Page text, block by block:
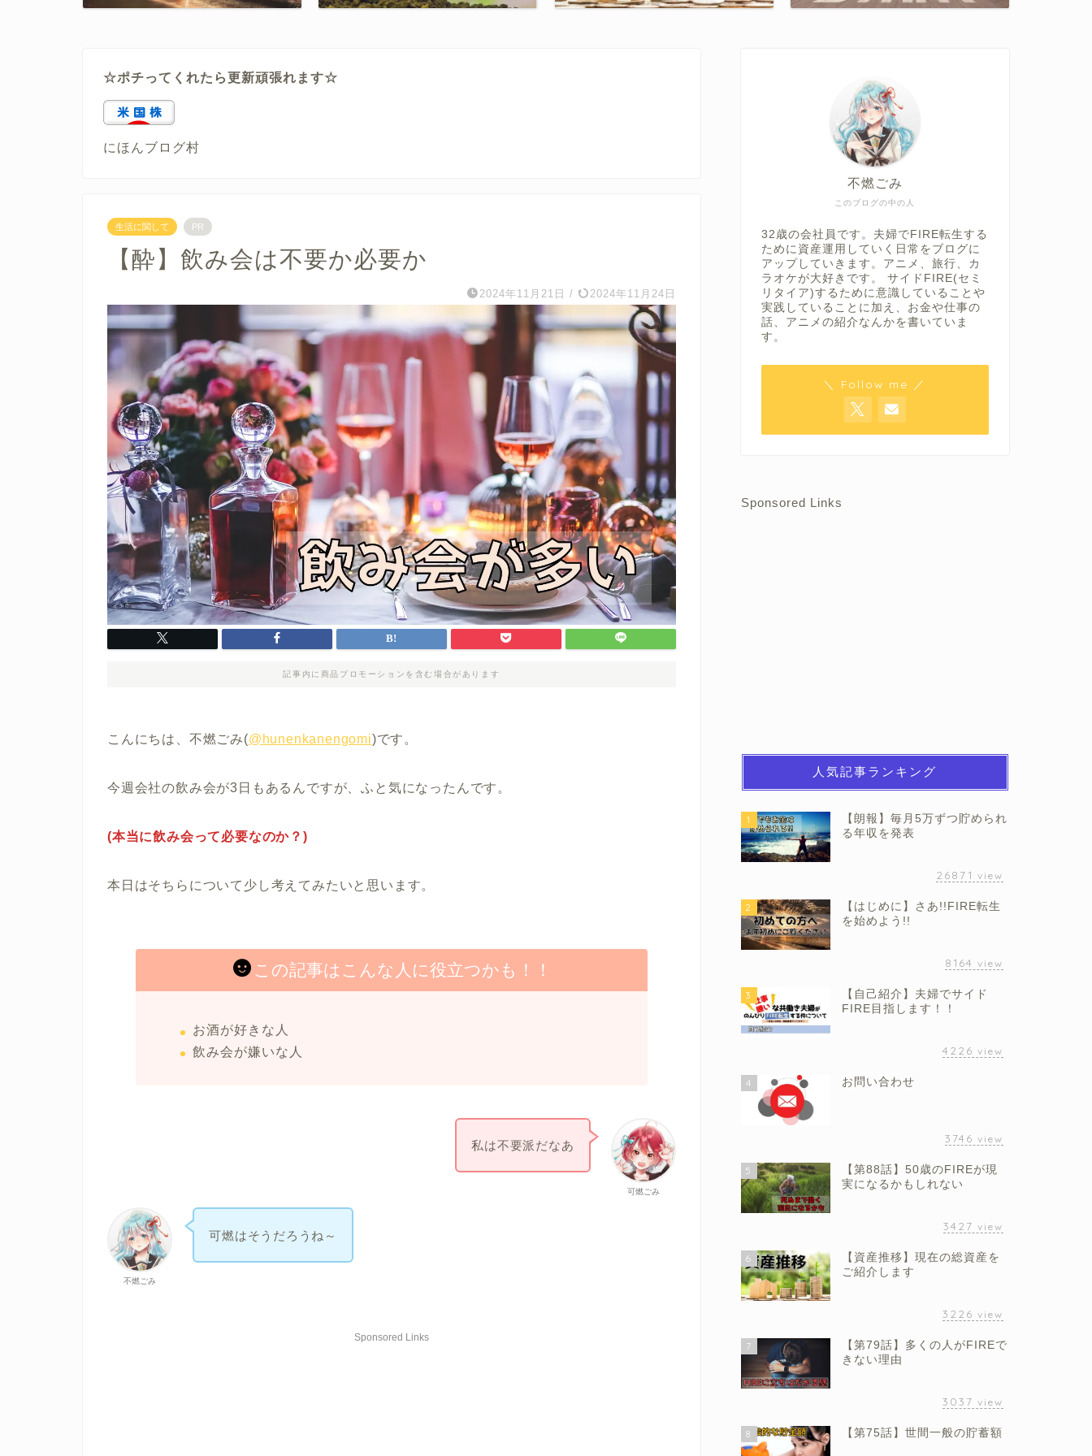
☆ポチってくれたら更新頑張れます☆
にほんブログ村
生活に関して PR
【酔】飲み会は不要か必要か
2024年11月21日 / 2024年11月24日
記事内に商品プロモーションを含む場合があります
こんにちは、不燃ごみ(@hunenkanengomi)です。
今週会社の飲み会が3日もあるんですが、ふと気になったんです。
(本当に飲み会って必要なのか？)
本日はそちらについて少し考えてみたいと思います。
この記事はこんな人に役立つかも！！
お酒が好きな人
飲み会が嫌いな人
可燃ごみ
私は不要派だなあ
不燃ごみ
可燃はそうだろうね～
Sponsored Links
このブログの中の人
不燃ごみ
32歳の会社員です。夫婦でFIRE転生する
ために資産運用していく日常をブログに
アップしていきます。アニメ、旅行、カ
ラオケが大好きです。 サイドFIRE(セミ
リタイア)するために意識していることや
実践していることに加え、お金や仕事の
話、アニメの紹介なんかを書いていま
す。
＼ Follow me ／
Sponsored Links
人気記事ランキング
1
【朗報】毎月5万ずつ貯められ
る年収を発表
26871 view
2
【はじめに】さあ!!FIRE転生
を始めよう!!
8164 view
3
【自己紹介】夫婦でサイド
FIRE目指します！！
4226 view
4 お問い合わせ
3746 view
5
【第88話】50歳のFIREが現
実になるかもしれない
3427 view
6
【資産推移】現在の総資産を
ご紹介します
3226 view
7
【第79話】多くの人がFIREで
きない理由
3037 view
8 【第75話】世間一般の貯蓄額